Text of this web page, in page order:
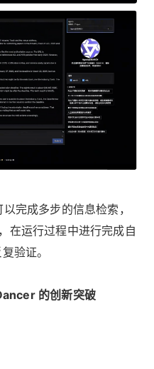
完成多步的信息检索，
在运行过程中进行完成自
验证。
的创新突破